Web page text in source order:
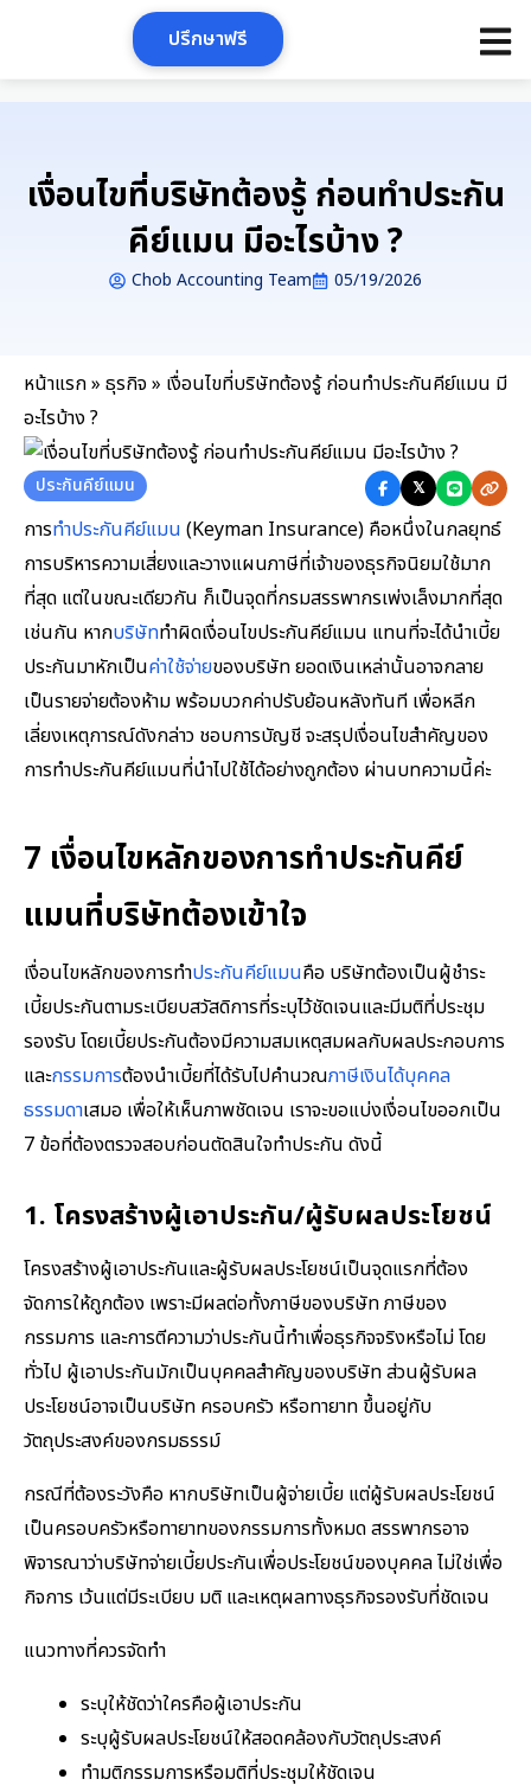
ปรึกษาฟรี
เงื่อนไขที่บริษัทต้องรู้ ก่อนทำประกัน
คีย์แมน มีอะไรบ้าง ?
Chob Accounting Team 05/19/2026
หน้าแรก» ธุรกิจ » เงื่อนไขที่บริษัทต้องรู้ ก่อนทำประกันคีย์แมน มี
อะไรบ้าง ?
ประกันคีย์แมน 𝕏
การทำประกันคีย์แมน (Keyman Insurance) คือหนึ่งในกลยุทธ์
การบริหารความเสี่ยงและวางแผนภาษีที่เจ้าของธุรกิจนิยมใช้มาก
ที่สุด แต่ในขณะเดียวกัน ก็เป็นจุดที่กรมสรรพากรเพ่งเล็งมากที่สุด
เช่นกัน หากบริษัททำผิดเงื่อนไขประกันคีย์แมน แทนที่จะได้นำเบี้ย
ประกันมาหักเป็นค่าใช้จ่ายของบริษัท ยอดเงินเหล่านั้นอาจกลาย
เป็นรายจ่ายต้องห้าม พร้อมบวกค่าปรับย้อนหลังทันที เพื่อหลีก
เลี่ยงเหตุการณ์ดังกล่าว ชอบการบัญชี จะสรุปเงื่อนไขสำคัญของ
การทำประกันคีย์แมนที่นำไปใช้ได้อย่างถูกต้อง ผ่านบทความนี้ค่ะ
7 เงื่อนไขหลักของการทำประกันคีย์
แมนที่บริษัทต้องเข้าใจ
เงื่อนไขหลักของการทำประกันคีย์แมนคือ บริษัทต้องเป็นผู้ชำระ
เบี้ยประกันตามระเบียบสวัสดิการที่ระบุไว้ชัดเจนและมีมติที่ประชุม
รองรับ โดยเบี้ยประกันต้องมีความสมเหตุสมผลกับผลประกอบการ
และกรรมการต้องนำเบี้ยที่ได้รับไปคำนวณภาษีเงินได้บุคคล
ธรรมดาเสมอ เพื่อให้เห็นภาพชัดเจน เราจะขอแบ่งเงื่อนไขออกเป็น
7 ข้อที่ต้องตรวจสอบก่อนตัดสินใจทำประกัน ดังนี้
1. โครงสร้างผู้เอาประกัน/ผู้รับผลประโยชน์
โครงสร้างผู้เอาประกันและผู้รับผลประโยชน์เป็นจุดแรกที่ต้อง
จัดการให้ถูกต้อง เพราะมีผลต่อทั้งภาษีของบริษัท ภาษีของ
กรรมการ และการตีความว่าประกันนี้ทำเพื่อธุรกิจจริงหรือไม่ โดย
ทั่วไป ผู้เอาประกันมักเป็นบุคคลสำคัญของบริษัท ส่วนผู้รับผล
ประโยชน์อาจเป็นบริษัท ครอบครัว หรือทายาท ขึ้นอยู่กับ
วัตถุประสงค์ของกรมธรรม์
กรณีที่ต้องระวังคือ หากบริษัทเป็นผู้จ่ายเบี้ย แต่ผู้รับผลประโยชน์
เป็นครอบครัวหรือทายาทของกรรมการทั้งหมด สรรพากรอาจ
พิจารณาว่าบริษัทจ่ายเบี้ยประกันเพื่อประโยชน์ของบุคคล ไม่ใช่เพื่อ
กิจการ เว้นแต่มีระเบียบ มติ และเหตุผลทางธุรกิจรองรับที่ชัดเจน
แนวทางที่ควรจัดทำ
ระบุให้ชัดว่าใครคือผู้เอาประกัน
ระบุผู้รับผลประโยชน์ให้สอดคล้องกับวัตถุประสงค์
ทำมติกรรมการหรือมติที่ประชุมให้ชัดเจน